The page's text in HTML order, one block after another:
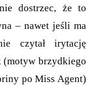
dostrzec, że to
– nawet jeśli ma
czytał irytację
(motyw brzydkiego
po Miss Agent)